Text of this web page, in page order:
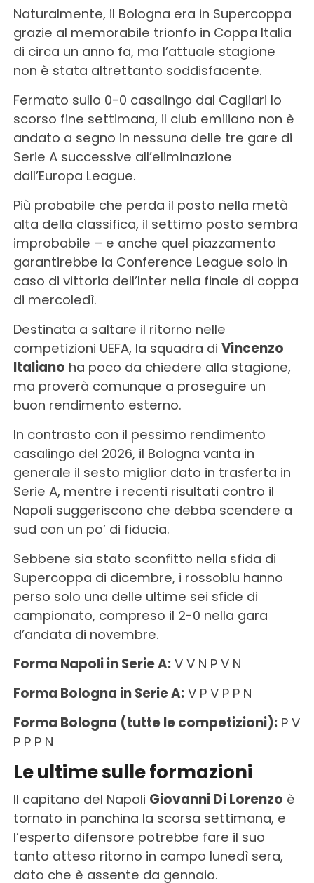
Naturalmente, il Bologna era in Supercoppa
grazie al memorabile trionfo in Coppa Italia
di circa un anno fa, ma l’attuale stagione
non è stata altrettanto soddisfacente.
Fermato sullo 0-0 casalingo dal Cagliari lo
scorso fine settimana, il club emiliano non è
andato a segno in nessuna delle tre gare di
Serie A successive all’eliminazione
dall’Europa League.
Più probabile che perda il posto nella metà
alta della classifica, il settimo posto sembra
improbabile – e anche quel piazzamento
garantirebbe la Conference League solo in
caso di vittoria dell’Inter nella finale di coppa
di mercoledì.
Destinata a saltare il ritorno nelle
competizioni UEFA, la squadra di Vincenzo
Italiano ha poco da chiedere alla stagione,
ma proverà comunque a proseguire un
buon rendimento esterno.
In contrasto con il pessimo rendimento
casalingo del 2026, il Bologna vanta in
generale il sesto miglior dato in trasferta in
Serie A, mentre i recenti risultati contro il
Napoli suggeriscono che debba scendere a
sud con un po’ di fiducia.
Sebbene sia stato sconfitto nella sfida di
Supercoppa di dicembre, i rossoblu hanno
perso solo una delle ultime sei sfide di
campionato, compreso il 2-0 nella gara
d’andata di novembre.
Forma Napoli in Serie A:V V N P V N
Forma Bologna in Serie A:V P V P P N
Forma Bologna (tutte le competizioni):P V
P P P N
Le ultime sulle formazioni
Il capitano del Napoli Giovanni Di Lorenzo è
tornato in panchina la scorsa settimana, e
l’esperto difensore potrebbe fare il suo
tanto atteso ritorno in campo lunedì sera,
dato che è assente da gennaio.